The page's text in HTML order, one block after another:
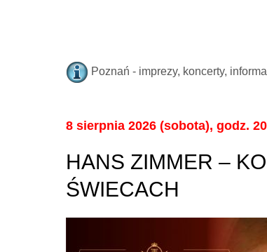
Poznań - imprezy, koncerty,
8 sierpnia 2026 (sobota), godz.
HANS ZIMMER –
ŚWIECACH